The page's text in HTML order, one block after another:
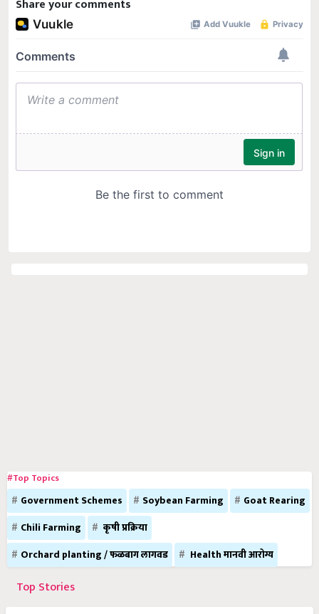
Share your comments
#Top Topics
Government Schemes Soybean Farming
Goat Rearing
Chili Farming
कृषी प्रक्रिया
Orchard planting / फळबाग लागवड
Health मानवी आरोग्य
Top Stories